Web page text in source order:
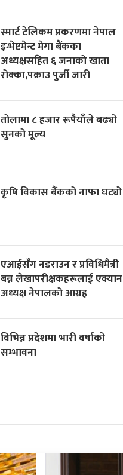
स्मार्ट टेलिकम प्रकरणमा नेपाल
इन्भेष्टमेन्ट मेगा बैंकका
अध्यक्षसहित ६ जनाको खाता
रोक्का,पक्राउ पुर्जी जारी
तोलामा ८ हजार रूपैयाँले बढ्यो
सुनको मूल्य
कृषि विकास बैंकको नाफा घट्यो
एआईसँग नडराउन र प्रविधिमैत्री
बन्न लेखापरीक्षकहरूलाई एक्यान
अध्यक्ष नेपालको आग्रह
विभिन्न प्रदेशमा भारी वर्षाको
सम्भावना